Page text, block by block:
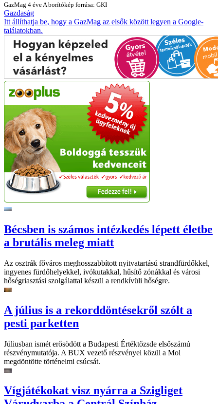
GazMag 4 éve A borítókép forrása: GKI
Gazdaság
Itt állíthatja be, hogy a GazMag az elsők között legyen a Google-
találatokban.
Bécsben is számos intézkedés lépett életbe
a brutális meleg miatt
Az osztrák főváros meghosszabbított nyitvatartású strandfürdőkkel,
ingyenes fürdőhelyekkel, ivókutakkal, hűsítő zónákkal és városi
hőségriasztási szolgálattal készül a rendkívüli hőségre.
A július is a rekorddöntésekről szólt a
pesti parketten
Júliusban ismét erősödött a Budapesti Értéktőzsde elsőszámú
részvénymutatója. A BUX vezető részvényei közül a Mol
megdöntötte történelmi csúcsát.
Vígjátékokat visz nyárra a Szigliget